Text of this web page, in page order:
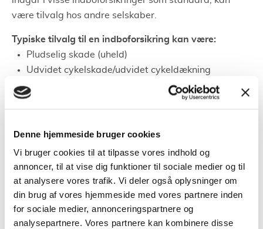
Denne hjemmeside bruger cookies
Vi bruger cookies til at tilpasse vores indhold og
annoncer, til at vise dig funktioner til sociale medier og til
at analysere vores trafik. Vi deler også oplysninger om
din brug af vores hjemmeside med vores partnere inden
for sociale medier, annonceringspartnere og
analysepartnere. Vores partnere kan kombinere disse
være tilvalg hos andre selskaber.
Typiske tilvalg til en indboforsikring kan være:
Pludselig skade (uheld)
Udvidet cykelskade/udvidet cykeldækning
Dyrt indbo - eksempelvis smykker eller
motoriserede haveredskaber
Rejse- og afbestillingsforsikring
Glas- og sanitetsforsikring
Visse private retssager
Hvad koster en indboforsikring?
Prisen på en indboforsikring er forskellig fra person til